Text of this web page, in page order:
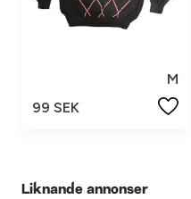
M
99 SEK
Liknande annonser